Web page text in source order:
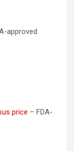
approved
price – FDA-